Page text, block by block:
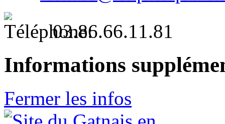
03.86.66.11.81
Informations
Fermer les infos